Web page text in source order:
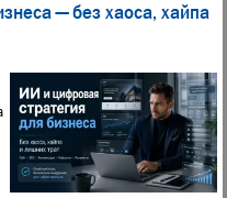
— без хаоса, хайпа